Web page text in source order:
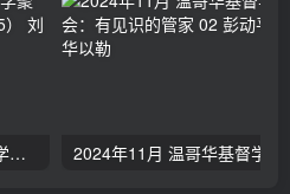
2024年 多伦多基督学房同学聚会：有福的教会（帖后1：1-5） 刘志雄